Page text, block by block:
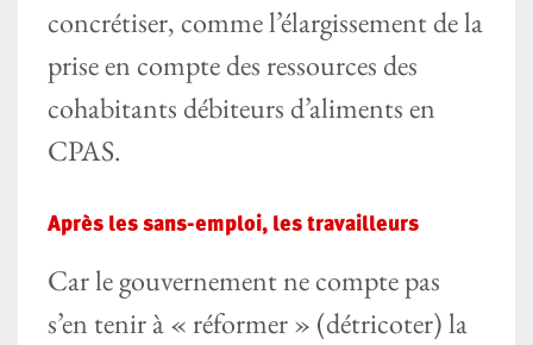
concrétiser, comme l’élargissement de la
prise en compte des ressources des
cohabitants débiteurs d’aliments en
CPAS.
Après les sans-emploi, les travailleurs
Car le gouvernement ne compte pas
s’en tenir à « réformer » (détricoter) la